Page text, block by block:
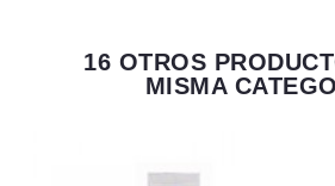
16 OTROS
MISMA